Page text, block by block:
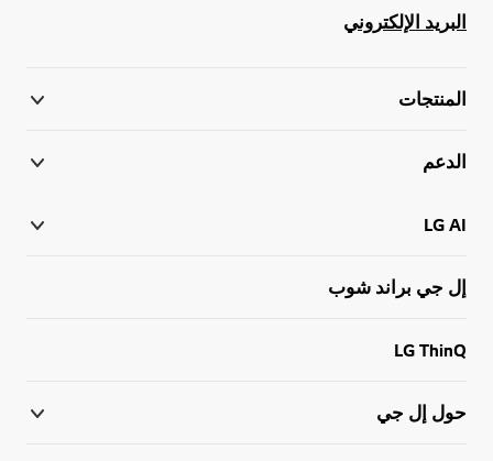
البريد الإلكتروني
المنتجات
الدعم
LG AI
إل جي براند شوب
LG ThinQ
حول إل جي